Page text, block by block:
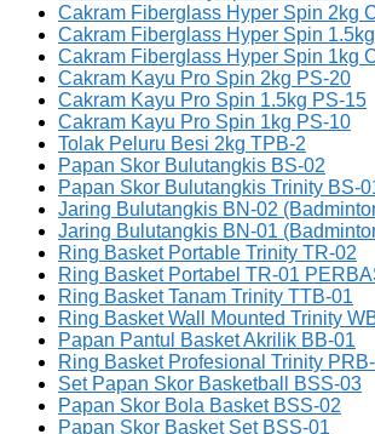
Cakram Fiberglass Hyper Spin 2kg
Cakram Fiberglass Hyper Spin
Cakram Fiberglass Hyper Spin 1kg
Cakram Kayu Pro Spin 2kg PS-20
Cakram Kayu Pro Spin 1.5kg PS-15
Cakram Kayu Pro Spin 1kg PS-10
Tolak Peluru Besi 2kg TPB-2
Papan Skor Bulutangkis BS-02
Papan Skor Bulutangkis Trinity BS-
Jaring Bulutangkis BN-02
Jaring Bulutangkis BN-01
Ring Basket Portable Trinity TR-02
Ring Basket Portabel TR-01
Ring Basket Tanam Trinity TTB-01
Ring Basket Wall Mounted Trinity
Papan Pantul Basket Akrilik BB-01
Ring Basket Profesional Trinity
Set Papan Skor Basketball BSS-03
Papan Skor Bola Basket BSS-02
Papan Skor Basket Set BSS-01